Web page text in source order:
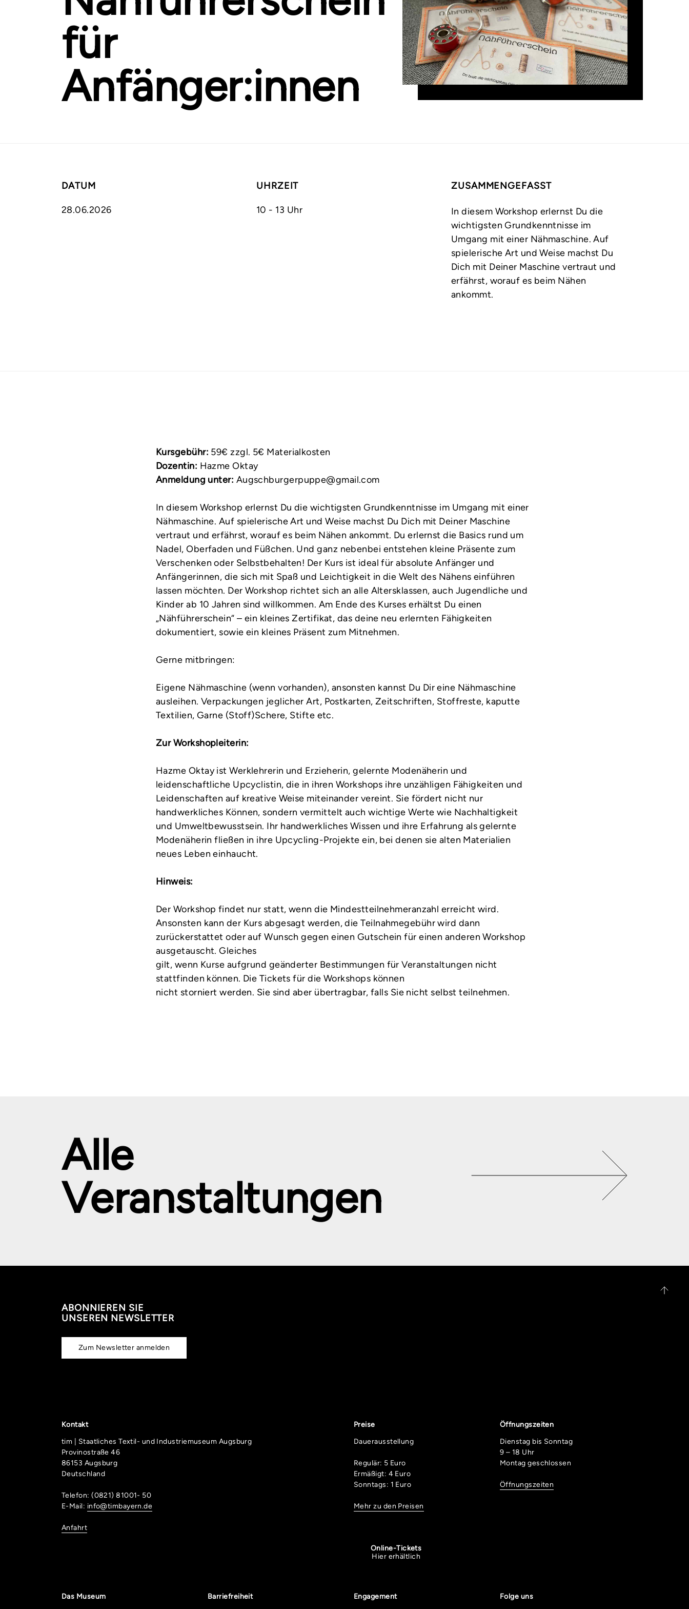
für
Anfänger:innen
DATUM
28.06.2026
UHRZEIT
10 - 13 Uhr
ZUSAMMENGEFASST
In diesem Workshop erlernst Du die
wichtigsten Grundkenntnisse im
Umgang mit einer Nähmaschine. Auf
spielerische Art und Weise machst Du
Dich mit Deiner Maschine vertraut und
erfährst, worauf es beim Nähen
ankommt.
Kursgebühr: 59€ zzgl. 5€ Materialkosten
Dozentin: Hazme Oktay
Anmeldung unter: Augschburgerpuppe@gmail.com
In diesem Workshop erlernst Du die wichtigsten Grundkenntnisse im Umgang mit einer
Nähmaschine. Auf spielerische Art und Weise machst Du Dich mit Deiner Maschine
vertraut und erfährst, worauf es beim Nähen ankommt. Du erlernst die Basics rund um
Nadel, Oberfaden und Füßchen. Und ganz nebenbei entstehen kleine Präsente zum
Verschenken oder Selbstbehalten! Der Kurs ist ideal für absolute Anfänger und
Anfängerinnen, die sich mit Spaß und Leichtigkeit in die Welt des Nähens einführen
lassen möchten. Der Workshop richtet sich an alle Altersklassen, auch Jugendliche und
Kinder ab 10 Jahren sind willkommen. Am Ende des Kurses erhältst Du einen
„Nähführerschein“ – ein kleines Zertifikat, das deine neu erlernten Fähigkeiten
dokumentiert, sowie ein kleines Präsent zum Mitnehmen.
Gerne mitbringen:
Eigene Nähmaschine (wenn vorhanden), ansonsten kannst Du Dir eine Nähmaschine
ausleihen. Verpackungen jeglicher Art, Postkarten, Zeitschriften, Stoffreste, kaputte
Textilien, Garne (Stoff)Schere, Stifte etc.
Zur Workshopleiterin:
Hazme Oktay ist Werklehrerin und Erzieherin, gelernte Modenäherin und
leidenschaftliche Upcyclistin, die in ihren Workshops ihre unzähligen Fähigkeiten und
Leidenschaften auf kreative Weise miteinander vereint. Sie fördert nicht nur
handwerkliches Können, sondern vermittelt auch wichtige Werte wie Nachhaltigkeit
und Umweltbewusstsein. Ihr handwerkliches Wissen und ihre Erfahrung als gelernte
Modenäherin fließen in ihre Upcycling-Projekte ein, bei denen sie alten Materialien
neues Leben einhaucht.
Hinweis:
Der Workshop findet nur statt, wenn die Mindestteilnehmeranzahl erreicht wird.
Ansonsten kann der Kurs abgesagt werden, die Teilnahmegebühr wird dann
zurückerstattet oder auf Wunsch gegen einen Gutschein für einen anderen Workshop
ausgetauscht. Gleiches
gilt, wenn Kurse aufgrund geänderter Bestimmungen für Veranstaltungen nicht
stattfinden können. Die Tickets für die Workshops können
nicht storniert werden. Sie sind aber übertragbar, falls Sie nicht selbst teilnehmen.
Alle
Veranstaltungen
ABONNIEREN SIE
UNSEREN NEWSLETTER
Zum Newsletter anmelden
Kontakt
tim | Staatliches Textil- und Industriemuseum Augsburg
Provinostraße 46
86153 Augsburg
Deutschland
Telefon: (0821) 81001- 50
E-Mail: info@timbayern.de
Anfahrt
Preise
Dauerausstellung
Regulär: 5 Euro
Ermäßigt: 4 Euro
Sonntags: 1 Euro
Mehr zu den Preisen
Online-Tickets
Hier erhältlich
Öffnungszeiten
Dienstag bis Sonntag
9 – 18 Uhr
Montag geschlossen
Öffnungszeiten
Das Museum Barriefreiheit Engagement Folge uns